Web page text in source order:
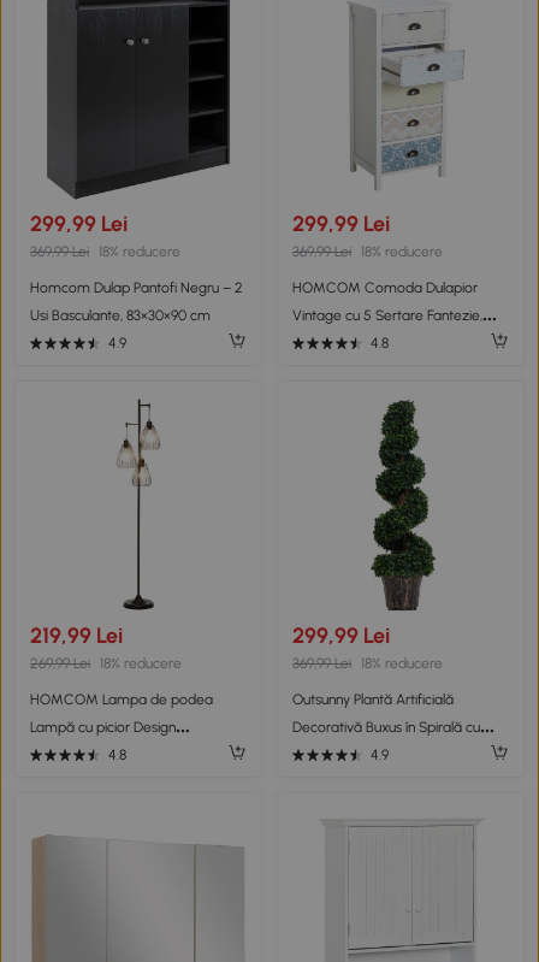
299,99 Lei
369,99 Lei 18% reducere
Homcom Dulap Pantofi Negru – 2
Usi Basculante, 83×30×90 cm
4.9
299,99 Lei
369,99 Lei 18% reducere
HOMCOM Comoda Dulapior
Vintage cu 5 Sertare Fantezie,
46x34x97.5cm
4.8
219,99 Lei
269,99 Lei 18% reducere
HOMCOM Lampa de podea
Lampă cu picior Design
vintagecindustrial din metal
4.8
299,99 Lei
369,99 Lei 18% reducere
Outsunny Plantă Artificială
Decorativă Buxus în Spirală cu
Ghiveci Inclus, Ф32x120 cm, Verde
4.9